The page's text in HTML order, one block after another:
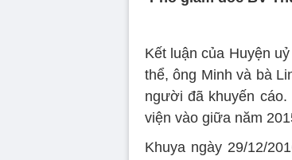
Kết luận của Huyện
thể, ông Minh và bà
người đã khuyến
viện vào giữa năm
Khuya ngày 29/12/